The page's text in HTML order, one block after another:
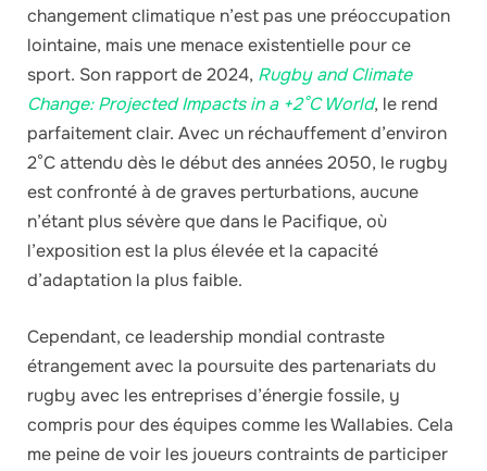
changement climatique n’est pas une préoccupation
lointaine, mais une menace existentielle pour ce
sport. Son rapport de 2024, Rugby and Climate
Change: Projected Impacts in a +2°C World, le rend
parfaitement clair. Avec un réchauffement d’environ
2°C attendu dès le début des années 2050, le rugby
est confronté à de graves perturbations, aucune
n’étant plus sévère que dans le Pacifique, où
l’exposition est la plus élevée et la capacité
d’adaptation la plus faible.
Cependant, ce leadership mondial contraste
étrangement avec la poursuite des partenariats du
rugby avec les entreprises d’énergie fossile, y
compris pour des équipes comme les Wallabies. Cela
me peine de voir les joueurs contraints de participer